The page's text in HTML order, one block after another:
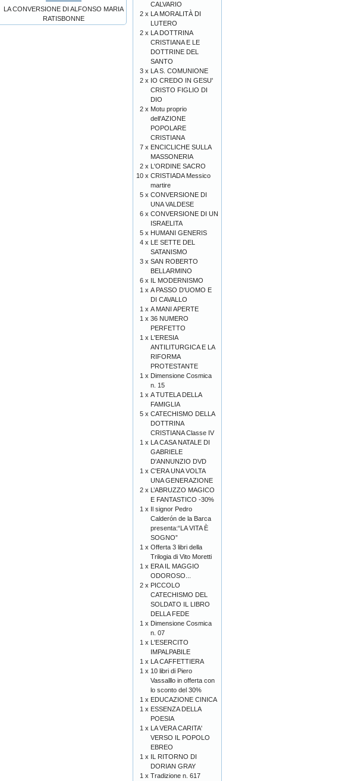
LA CONVERSIONE DI ALFONSO MARIA
RATISBONNE
CALVARIO
2 x LA MORALITÀ DI
LUTERO
2 x LA DOTTRINA
CRISTIANA E LE
DOTTRINE DEL
SANTO
3 x LA S. COMUNIONE
2 x IO CREDO IN GESU'
CRISTO FIGLIO DI
DIO
2 x Motu proprio
dell'AZIONE
POPOLARE
CRISTIANA
7 x ENCICLICHE SULLA
MASSONERIA
2 x L'ORDINE SACRO
10 x CRISTIADA Messico
martire
5 x CONVERSIONE DI
UNA VALDESE
6 x CONVERSIONE DI UN
ISRAELITA
5 x HUMANI GENERIS
4 x LE SETTE DEL
SATANISMO
3 x SAN ROBERTO
BELLARMINO
6 x IL MODERNISMO
1 x A PASSO D'UOMO E
DI CAVALLO
1 x A MANI APERTE
1 x 36 NUMERO
PERFETTO
1 x L'ERESIA
ANTILITURGICA E LA
RIFORMA
PROTESTANTE
1 x Dimensione Cosmica
n. 15
1 x A TUTELA DELLA
FAMIGLIA
5 x CATECHISMO DELLA
DOTTRINA
CRISTIANA Classe IV
1 x LA CASA NATALE DI
GABRIELE
D'ANNUNZIO DVD
1 x C'ERA UNA VOLTA
UNA GENERAZIONE
2 x L’ABRUZZO MAGICO
E FANTASTICO -30%
1 x Il signor Pedro
Calderón de la Barca
presenta:“LA VITA È
SOGNO”
1 x Offerta 3 libri della
Trilogia di Vito Moretti
1 x ERA IL MAGGIO
ODOROSO...
2 x PICCOLO
CATECHISMO DEL
SOLDATO IL LIBRO
DELLA FEDE
1 x Dimensione Cosmica
n. 07
1 x L'ESERCITO
IMPALPABILE
1 x LA CAFFETTIERA
1 x 10 libri di Piero
Vassalllo in offerta con
lo sconto del 30%
1 x EDUCAZIONE CINICA
1 x ESSENZA DELLA
POESIA
1 x LA VERA CARITA'
VERSO IL POPOLO
EBREO
1 x IL RITORNO DI
DORIAN GRAY
1 x Tradizione n. 617